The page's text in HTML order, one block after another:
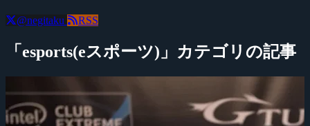
@negitaku RSS
「esports(eスポーツ)」カテゴリの記事